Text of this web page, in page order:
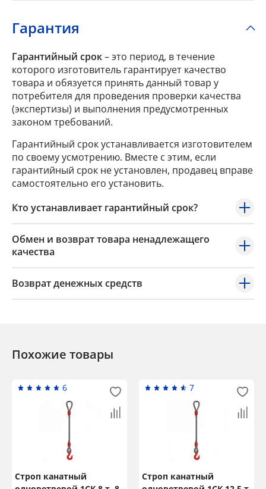
Гарантия
Гарантийный срок– это период, в течение
которого изготовитель гарантирует качество
товара и обязуется принять данный товар у
потребителя для проведения проверки качества
(экспертизы) и выполнения предусмотренных
законом требований.
Гарантийный срок устанавливается изготовителем
по своему усмотрению. Вместе с этим, если
гарантийный срок не установлен, продавец вправе
самостоятельно его установить.
Кто устанавливает гарантийный срок?
Обмен и возврат товара ненадлежащего
качества
Возврат денежных средств
Похожие товары
6
Строп канатный
7
Строп канатный